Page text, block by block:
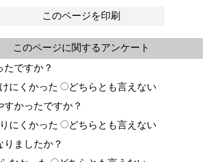
このページを印刷
このページに関するアンケート
たですか？
にくかった
どちらとも言えない
かったですか？
にくかった
どちらとも言えない
りましたか？